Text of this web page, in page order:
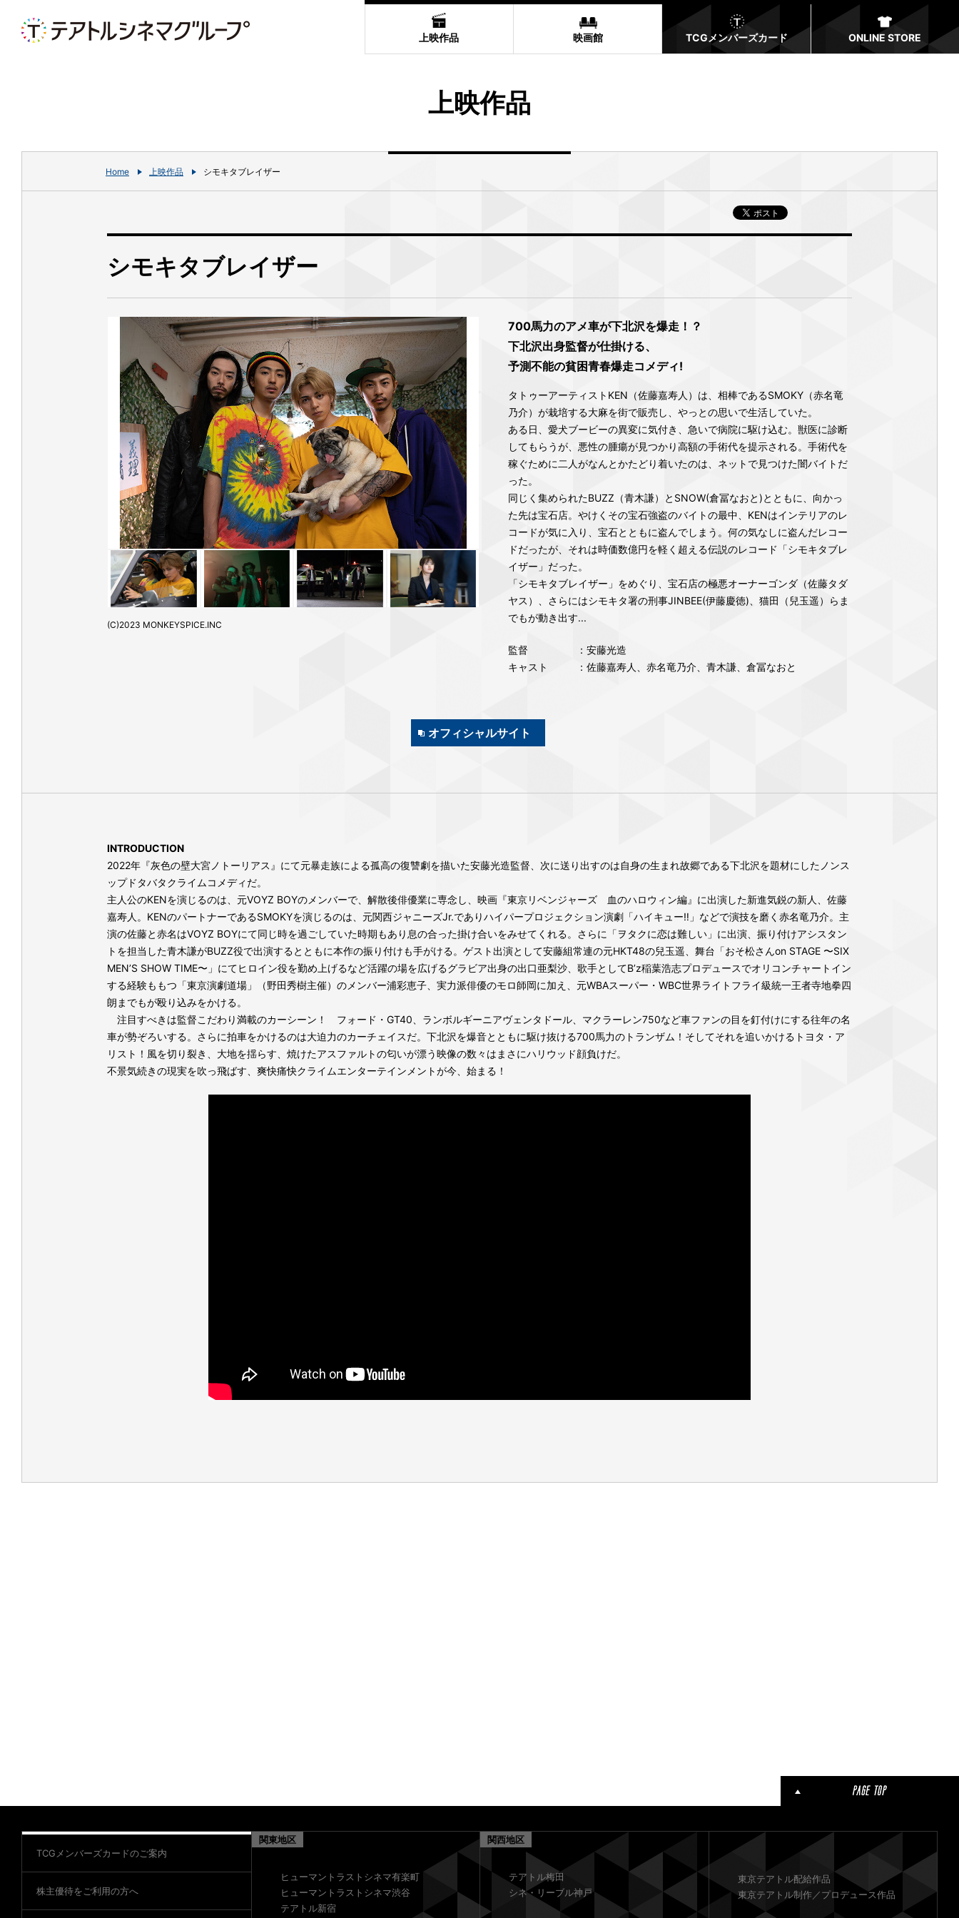
上映作品 映画館 TCGメンバーズカード ONLINE STORE
上映作品
Home 上映作品 シモキタブレイザー
シモキタブレイザー
(C)2023 MONKEYSPICE.INC
700馬力のアメ車が下北沢を爆走！？
下北沢出身監督が仕掛ける、
予測不能の貧困青春爆走コメディ!
タトゥーアーティストKEN（佐藤嘉寿人）は、相棒であるSMOKY（赤名竜
乃介）が栽培する大麻を街で販売し、やっとの思いで生活していた。
ある日、愛犬ブービーの異変に気付き、急いで病院に駆け込む。獣医に診断
してもらうが、悪性の腫瘍が見つかり高額の手術代を提示される。手術代を
稼ぐために二人がなんとかたどり着いたのは、ネットで見つけた闇バイトだ
った。
同じく集められたBUZZ（青木謙）とSNOW(倉冨なおと)とともに、向かっ
た先は宝石店。やけくその宝石強盗のバイトの最中、KENはインテリアのレ
コードが気に入り、宝石とともに盗んでしまう。何の気なしに盗んだレコー
ドだったが、それは時価数億円を軽く超える伝説のレコード「シモキタブレ
イザー」だった。
「シモキタブレイザー」をめぐり、宝石店の極悪オーナーゴンダ（佐藤タダ
ヤス）、さらにはシモキタ署の刑事JINBEE(伊藤慶徳)、猫田（兒玉遥）らま
でもが動き出す...
監督
：安藤光造
キャスト
：佐藤嘉寿人、赤名竜乃介、青木謙、倉冨なおと
オフィシャルサイト
INTRODUCTION
2022年『灰色の壁大宮ノトーリアス』にて元暴走族による孤高の復讐劇を描いた安藤光造監督、次に送り出すのは自身の生まれ故郷である下北沢を題材にしたノンス
ップドタバタクライムコメディだ。
主人公のKENを演じるのは、元VOYZ BOYのメンバーで、解散後俳優業に専念し、映画『東京リベンジャーズ 血のハロウィン編』に出演した新進気鋭の新人、佐藤
嘉寿人。KENのパートナーであるSMOKYを演じるのは、元関西ジャニーズJr.でありハイパープロジェクション演劇「ハイキュー‼」などで演技を磨く赤名竜乃介。主
演の佐藤と赤名はVOYZ BOYにて同じ時を過ごしていた時期もあり息の合った掛け合いをみせてくれる。さらに「ヲタクに恋は難しい」に出演、振り付けアシスタン
トを担当した青木謙がBUZZ役で出演するとともに本作の振り付けも手がける。ゲスト出演として安藤組常連の元HKT48の兒玉遥、舞台「おそ松さんon STAGE 〜SIX
MEN’S SHOW TIME〜」にてヒロイン役を勤め上げるなど活躍の場を広げるグラビア出身の出口亜梨沙、歌手としてB’z稲葉浩志プロデュースでオリコンチャートイン
する経験ももつ「東京演劇道場」（野田秀樹主催）のメンバー浦彩恵子、実力派俳優のモロ師岡に加え、元WBAスーパー・WBC世界ライトフライ級統一王者寺地拳四
朗までもが殴り込みをかける。
注目すべきは監督こだわり満載のカーシーン！ フォード・GT40、ランボルギーニアヴェンタドール、マクラーレン750など車ファンの目を釘付けにする往年の名
車が勢ぞろいする。さらに拍車をかけるのは大迫力のカーチェイスだ。下北沢を爆音とともに駆け抜ける700馬力のトランザム！そしてそれを追いかけるトヨタ・ア
リスト！風を切り裂き、大地を揺らす、焼けたアスファルトの匂いが漂う映像の数々はまさにハリウッド顔負けだ。
不景気続きの現実を吹っ飛ばす、爽快痛快クライムエンターテインメントが今、始まる！
TCGメンバーズカードのご案内
株主優待をご利用の方へ
関東地区
ヒューマントラストシネマ有楽町
ヒューマントラストシネマ渋谷
テアトル新宿
関西地区
テアトル梅田
シネ・リーブル神戸
東京テアトル配給作品
東京テアトル制作／プロデュース作品